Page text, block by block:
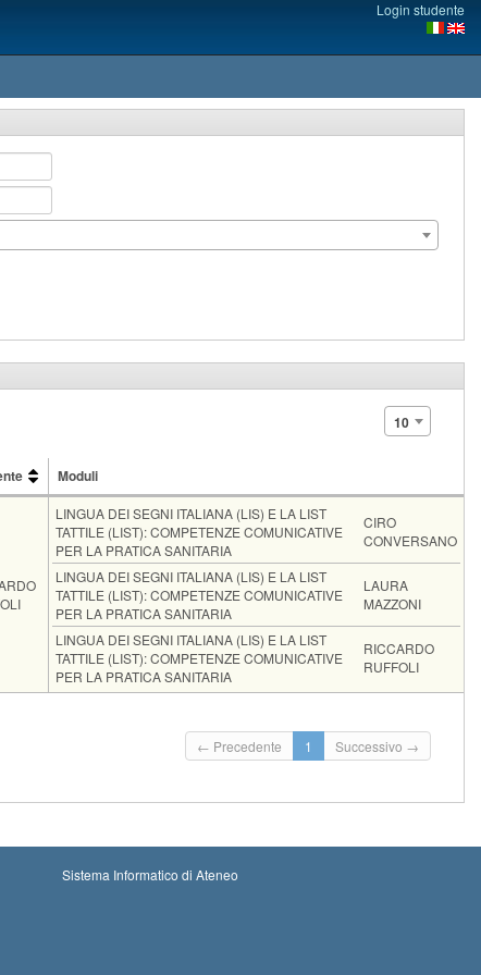
Login studente
10
Moduli
Moduli
LINGUA DEI SEGNI ITALIANA (LIS) E LA LIST
TATTILE (LIST): COMPETENZE COMUNICATIVE
PER LA PRATICA SANITARIA
CIRO
CONVERSANO
LINGUA DEI SEGNI ITALIANA (LIS) E LA LIST
TATTILE (LIST): COMPETENZE COMUNICATIVE
PER LA PRATICA SANITARIA
LAURA
MAZZONI
LINGUA DEI SEGNI ITALIANA (LIS) E LA LIST
TATTILE (LIST): COMPETENZE COMUNICATIVE
PER LA PRATICA SANITARIA
RICCARDO
RUFFOLI
Iscrizioni chiuse
← Precedente
1 Successivo →
Sistema Informatico di Ateneo